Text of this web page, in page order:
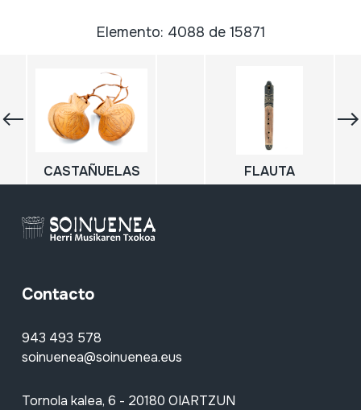
Elemento: 4088 de 15871
CASTAÑUELAS FLAUTA
Contacto
943 493 578
soinuenea@soinuenea.eus
Tornola kalea, 6 - 20180 OIARTZUN